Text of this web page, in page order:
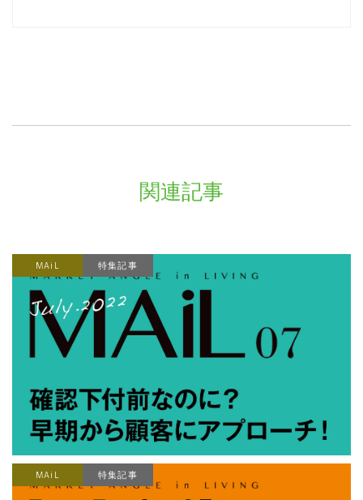
関連記事
MAiL 特集記事
MAiL 特集記事